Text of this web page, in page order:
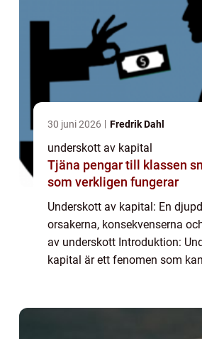
30 juni 2026 Fredrik Dahl
underskott av kapital
Tjäna pengar till klassen smarta idéer
som verkligen fungerar
Underskott av kapital: En
orsakerna, konsekvenserna
av underskott Introduktion:
kapital är ett fenomen som